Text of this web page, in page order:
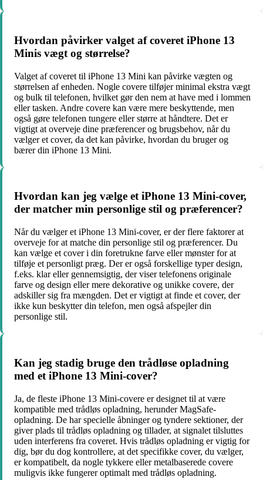
Hvordan påvirker valget af coveret iPhone 13
Minis vægt og størrelse?
Valget af coveret til iPhone 13 Mini kan påvirke vægten og
størrelsen af ​​enheden. Nogle covere tilføjer minimal ekstra vægt
og bulk til telefonen, hvilket gør den nem at have med i lommen
eller tasken. Andre covere kan være mere beskyttende, men
også gøre telefonen tungere eller større at håndtere. Det er
vigtigt at overveje dine præferencer og brugsbehov, når du
vælger et cover, da det kan påvirke, hvordan du bruger og
bærer din iPhone 13 Mini.
Hvordan kan jeg vælge et iPhone 13 Mini-cover,
der matcher min personlige stil og præferencer?
Når du vælger et iPhone 13 Mini-cover, er der flere faktorer at
overveje for at matche din personlige stil og præferencer. Du
kan vælge et cover i din foretrukne farve eller mønster for at
tilføje et personligt præg. Der er også forskellige typer design,
f.eks. klar eller gennemsigtig, der viser telefonens originale
farve og design eller mere dekorative og unikke covere, der
adskiller sig fra mængden. Det er vigtigt at finde et cover, der
ikke kun beskytter din telefon, men også afspejler din
personlige stil.
Kan jeg stadig bruge den trådløse opladning
med et iPhone 13 Mini-cover?
Ja, de fleste iPhone 13 Mini-covere er designet til at være
kompatible med trådløs opladning, herunder MagSafe-
opladning. De har specielle åbninger og tyndere sektioner, der
giver plads til trådløs opladning og tillader, at signalet tilsluttes
uden interferens fra coveret. Hvis trådløs opladning er vigtig for
dig, bør du dog kontrollere, at det specifikke cover, du vælger,
er kompatibelt, da nogle tykkere eller metalbaserede covere
muligvis ikke fungerer optimalt med trådløs opladning.